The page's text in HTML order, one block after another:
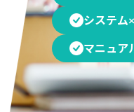
システム
マニュア